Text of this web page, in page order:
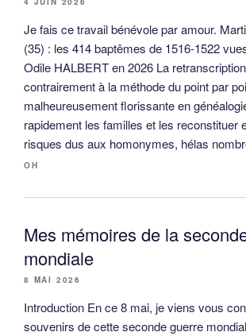
Je fais ce travail bénévole par amour.
(35) : les 414 baptêmes de 1516-1522
Odile HALBERT en 2026 La
contrairement à la méthode du point par
malheureusement florissante en
rapidement les familles et les reconstituer
risques dus aux homonymes, hélas
OH
Mes mémoires de la
mondiale
8 MAI 2026
Introduction En ce 8 mai, je viens vous
souvenirs de cette seconde guerre